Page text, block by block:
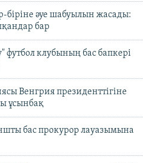
біріне әуе шабуылын жасады:
бар
футбол клубының бас бапкері
Венгрия президенттігіне
ұсынбақ
бас прокурор лауазымына